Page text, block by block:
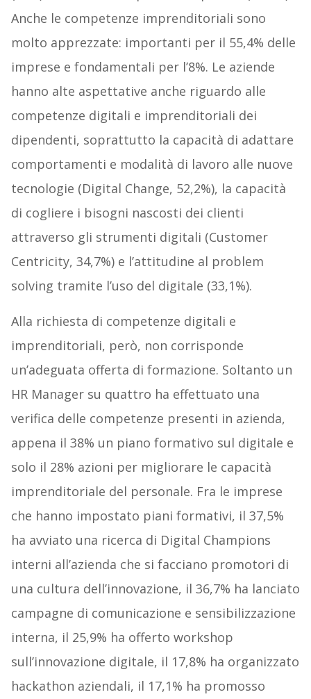
Anche le competenze imprenditoriali sono
molto apprezzate: importanti per il 55,4% delle
imprese e fondamentali per l’8%. Le aziende
hanno alte aspettative anche riguardo alle
competenze digitali e imprenditoriali dei
dipendenti, soprattutto la capacità di adattare
comportamenti e modalità di lavoro alle nuove
tecnologie (Digital Change, 52,2%), la capacità
di cogliere i bisogni nascosti dei clienti
attraverso gli strumenti digitali (Customer
Centricity, 34,7%) e l’attitudine al problem
solving tramite l’uso del digitale (33,1%).
Alla richiesta di competenze digitali e
imprenditoriali, però, non corrisponde
un’adeguata offerta di formazione. Soltanto un
HR Manager su quattro ha effettuato una
verifica delle competenze presenti in azienda,
appena il 38% un piano formativo sul digitale e
solo il 28% azioni per migliorare le capacità
imprenditoriale del personale. Fra le imprese
che hanno impostato piani formativi, il 37,5%
ha avviato una ricerca di Digital Champions
interni all’azienda che si facciano promotori di
una cultura dell’innovazione, il 36,7% ha lanciato
campagne di comunicazione e sensibilizzazione
interna, il 25,9% ha offerto workshop
sull’innovazione digitale, il 17,8% ha organizzato
hackathon aziendali, il 17,1% ha promosso